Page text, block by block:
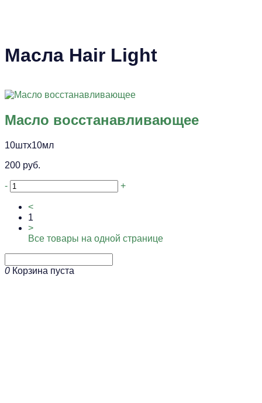
Масла Hair Light
Масло восстанавливающее
10штх10мл
200 руб.
- +
<
1
>
Все товары на одной странице
0 Корзина пуста